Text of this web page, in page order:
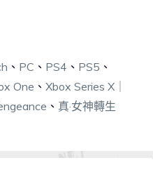
、 PC 、 PS4 、 PS5 、
One 、 Xbox Series X｜
、 真·女神轉生